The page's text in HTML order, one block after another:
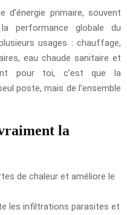
d’énergie primaire, souvent
performance globale du
usages : chauffage,
eau chaude sanitaire et
pour toi, c’est que la
poste, mais de l’ensemble
la
de chaleur et améliore le
les infiltrations parasites et